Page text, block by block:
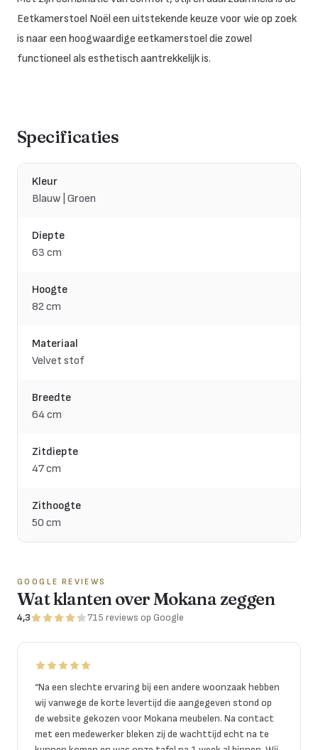
Eetkamerstoel Noël een uitstekende keuze voor wie op zoek
is naar een hoogwaardige eetkamerstoel die zowel
functioneel als esthetisch aantrekkelijk is.
Specificaties
Kleur
Blauw | Groen
Diepte
63 cm
Hoogte
82 cm
Materiaal
Velvet stof
Breedte
64 cm
Zitdiepte
47 cm
Zithoogte
50 cm
GOOGLE REVIEWS
Wat klanten over Mokana zeggen
4,3 715 reviews op Google
“Na een slechte ervaring bij een andere woonzaak hebben
wij vanwege de korte levertijd die aangegeven stond op
de website gekozen voor Mokana meubelen. Na contact
met een medewerker bleken zij de wachttijd echt na te